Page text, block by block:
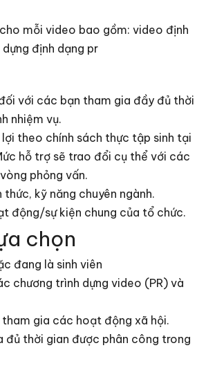
mỗi video bao gồm: video định
định dạng pr
với các bạn tham gia đầy đủ thời
nhiệm vụ.
theo chính sách thực tập sinh tại
hỗ trợ sẽ trao đổi cụ thể với các
phỏng vấn.
kỹ năng chuyên ngành.
động/sự kiện chung của tổ chức.
chọn
đang là sinh viên
chương trình dựng video (PR) và
gia các hoạt động xã hội.
đủ thời gian được phân công trong